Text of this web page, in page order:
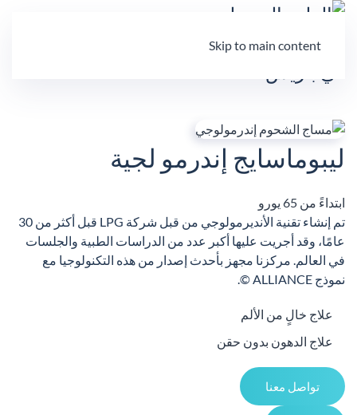
Skip to main content
ليبوماسايج إندرمو لجية
ابتداءً من 65 يورو
تم إنشاء تقنية الأنديرمولوجي من قبل شركة LPG قبل أكثر من 30
عامًا، وقد أجريت عليها أكبر عدد من الدراسات الطبية والجلسات
في العالم. مركزنا مجهز بأحدث إصدار من هذه التكنولوجيا مع
نموذج ALLIANCE ©.
علاج خالٍ من الألم
علاج الدهون بدون حقن
تواصل معنا